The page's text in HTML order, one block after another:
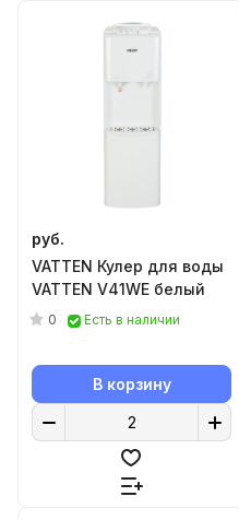
руб.
VATTEN Кулер для воды
VATTEN V41WE белый
0 Есть в наличии
В корзину